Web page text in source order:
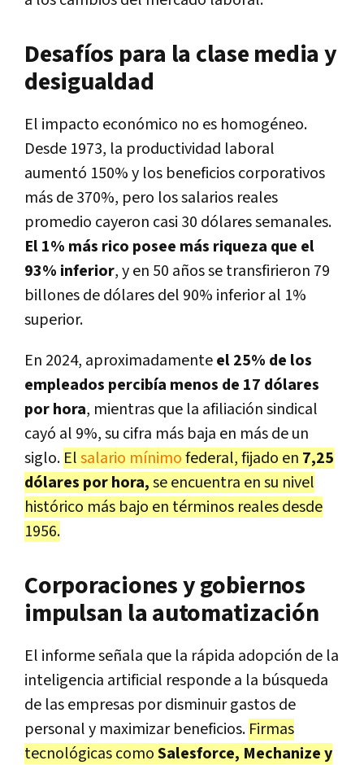
Desafíos para la clase media y
desigualdad
El impacto económico no es homogéneo.
Desde 1973, la productividad laboral
aumentó 150% y los beneficios corporativos
más de 370%, pero los salarios reales
promedio cayeron casi 30 dólares semanales.
El 1% más rico posee más riqueza que el
93% inferior, y en 50 años se transfirieron 79
billones de dólares del 90% inferior al 1%
superior.
En 2024, aproximadamenteel 25% de los
empleados percibía menos de 17 dólares
por hora, mientras que la afiliación sindical
cayó al 9%, su cifra más baja en más de un
siglo. Elsalario mínimofederal, fijado en 7,25
dólares por hora,se encuentra en su nivel
histórico más bajo en términos reales desde
1956.
Corporaciones y gobiernos
impulsan la automatización
El informe señala que la rápida adopción de la
inteligencia artificial responde a la búsqueda
de las empresas por disminuir gastos de
personal y maximizar beneficios. Firmas
tecnológicas comoSalesforce, Mechanize y